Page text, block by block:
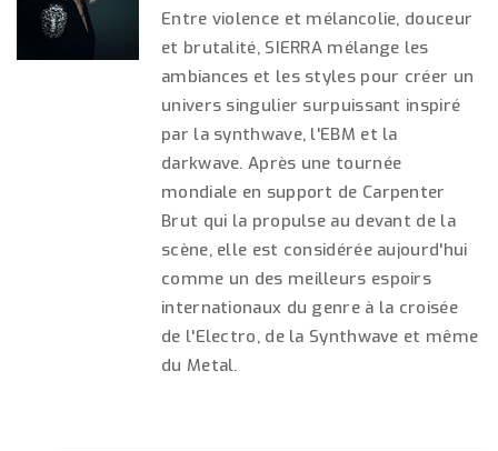
Entre violence et mélancolie, douceur
et brutalité, SIERRA mélange les
ambiances et les styles pour créer un
univers singulier surpuissant inspiré
par la synthwave, l'EBM et la
darkwave. Après une tournée
mondiale en support de Carpenter
Brut qui la propulse au devant de la
scène, elle est considérée aujourd'hui
comme un des meilleurs espoirs
internationaux du genre à la croisée
de l'Electro, de la Synthwave et même
du Metal.